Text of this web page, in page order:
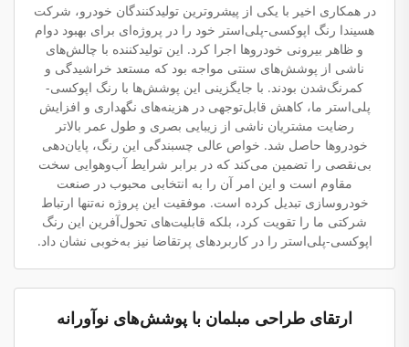
در همکاری اخیر با یکی از پیشروترین تولیدکنندگان خودرو، شرکت
هسیندا رنگ اپوکسی-پلی‌استر خود را در پروژه‌ای برای بهبود دوام
و ظاهر بیرونی خودروها اجرا کرد. این تولیدکننده با چالش‌های
ناشی از پوشش‌های سنتی مواجه بود که مستعد خراشیدگی و
کمرنگ‌شدن بودند. با جایگزینی این پوشش‌ها با رنگ اپوکسی-
پلی‌استر ما، کاهش قابل‌توجهی در هزینه‌های نگهداری و افزایش
رضایت مشتریان ناشی از زیبایی بصری و طول عمر بالاتر
خودروها حاصل شد. خواص عالی چسبندگی این رنگ، پایان‌دهی
بی‌نقصی را تضمین می‌کند که در برابر شرایط آب‌وهوایی سخت
مقاوم است و این امر آن را به انتخابی محبوب در صنعت
خودروسازی تبدیل کرده است. موفقیت این پروژه نه‌تنها ارتباط
شرکتی ما را تقویت کرد، بلکه قابلیت‌های تحول‌آفرین این رنگ
اپوکسی-پلی‌استر را در کاربردهای پرتقاضا نیز به‌خوبی نشان داد.
ارتقای طراحی مبلمان با پوشش‌های نوآورانه